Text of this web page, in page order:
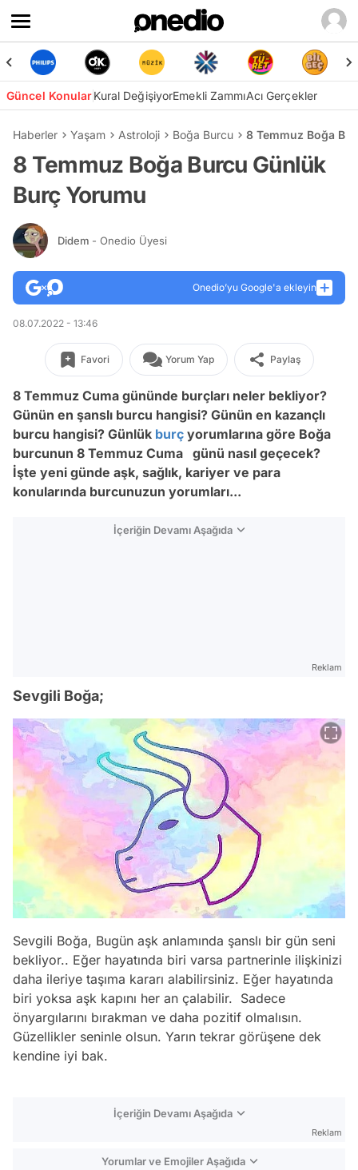
Güncel KonularKural DeğişiyorEmekli ZammıAcı Gerçekler
Haberler Yaşam Astroloji Boğa Burcu 8 Temmuz Boğa
8 Temmuz Boğa Burcu Günlük
Burç Yorumu
Didem - Onedio Üyesi
Onedio’yu Google'a ekleyin
08.07.2022 - 13:46
Favori Yorum Yap Paylaş
8 Temmuz Cuma gününde burçları neler bekliyor?
Günün en şanslı burcu hangisi? Günün en kazançlı
burcu hangisi? Günlük burç yorumlarına göre Boğa
burcunun 8 Temmuz Cuma günü nasıl geçecek?
İşte yeni günde aşk, sağlık, kariyer ve para
konularında burcunuzun yorumları...
İçeriğin Devamı Aşağıda
Reklam
Sevgili Boğa;
Sevgili Boğa, Bugün aşk anlamında şanslı bir gün seni
bekliyor.. Eğer hayatında biri varsa partnerinle ilişkinizi
daha ileriye taşıma kararı alabilirsiniz. Eğer hayatında
biri yoksa aşk kapını her an çalabilir. Sadece
önyargılarını bırakman ve daha pozitif olmalısın.
Güzellikler seninle olsun. Yarın tekrar görüşene dek
kendine iyi bak.
İçeriğin Devamı Aşağıda
Reklam
Yorumlar ve Emojiler Aşağıda